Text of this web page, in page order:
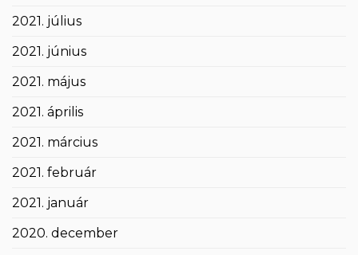
2021. július
2021. június
2021. május
2021. április
2021. március
2021. február
2021. január
2020. december